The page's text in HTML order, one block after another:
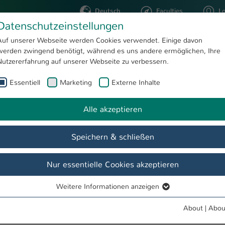
Deutsch Faculties
STUDYING RESEARCH
Studium
unserer Webseite werden Cookies verwendet. Einige davon
zwingend benötigt, während es uns andere ermöglichen, Ihre
auf unserer Webseite zu verbessern.
Essentiell Marketing Externe Inhalte
Alle akzeptieren
Speichern & schließen
Nur essentielle Cookies akzeptieren
Essentielle Cookies werden für grundlegende Funktionen der
Weitere Informationen anzeigen
About |